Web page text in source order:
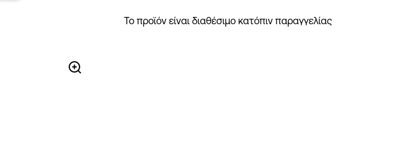
Το προϊόν είναι διαθέσιμο κατόπιν παραγγελίας